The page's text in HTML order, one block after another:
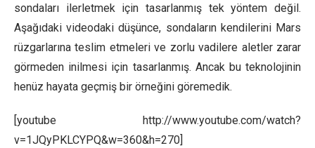
sondaları ilerletmek için tasarlanmış tek yöntem değil.
Aşağıdaki videodaki düşünce, sondaların kendilerini Mars
rüzgarlarına teslim etmeleri ve zorlu vadilere aletler zarar
görmeden inilmesi için tasarlanmış. Ancak bu teknolojinin
henüz hayata geçmiş bir örneğini göremedik.
[youtube http://www.youtube.com/watch?
v=1JQyPKLCYPQ&w=360&h=270]